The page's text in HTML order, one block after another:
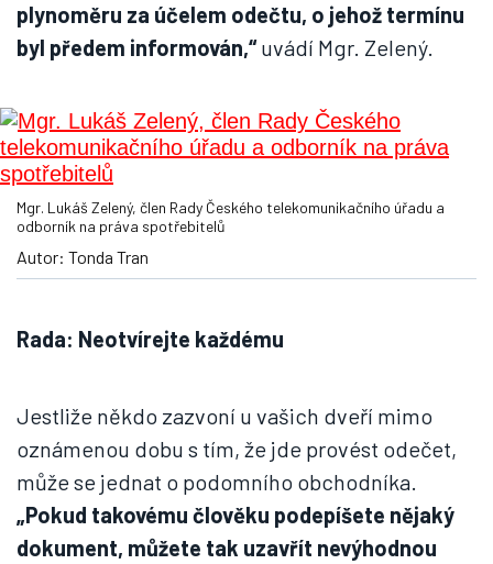
plynoměru za účelem odečtu, o jehož termínu
byl předem informován,“uvádí Mgr. Zelený.
Mgr. Lukáš Zelený, člen Rady Českého telekomunikačního úřadu a
odborník na práva spotřebitelů
Autor: Tonda Tran
Rada: Neotvírejte každému
Jestliže někdo zazvoní u vašich dveří mimo
oznámenou dobu s tím, že jde provést odečet,
může se jednat o podomního obchodníka.
„Pokud takovému člověku podepíšete nějaký
dokument, můžete tak uzavřít nevýhodnou